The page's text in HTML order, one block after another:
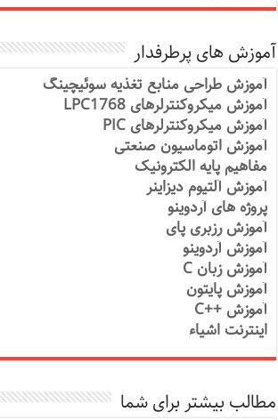
آموزش های پرطرفدار
آموزش طراحی منابع تغذیه سوئیچینگ
آموزش میکروکنترلرهای LPC1768
آموزش میکروکنترلرهای PIC
آموزش اتوماسیون صنعتی
مفاهیم پایه الکترونیک
آموزش آلتیوم دیزاینر
پروژه های آردوینو
آموزش رزبری پای
آموزش آردوینو
آموزش زبان C
آموزش پایتون
آموزش ++C
اینترنت اشیاء
مطالب بیشتر برای شما